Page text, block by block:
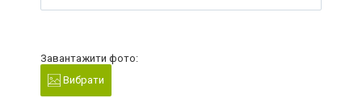
Завантажити фото:
Вибрати